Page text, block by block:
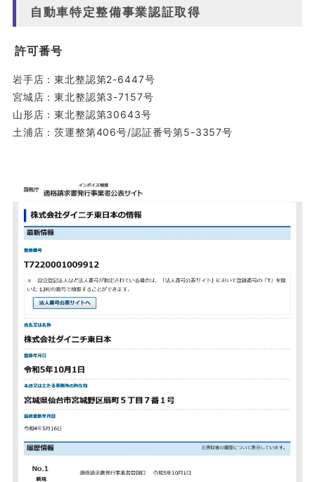
自動車特定整備事業認証取得
許可番号
岩手店：東北整認第2-6447号
宮城店：東北整認第3-7157号
山形店：東北整認第30643号
土浦店：茨運整第406号/認証番号第5-3357号